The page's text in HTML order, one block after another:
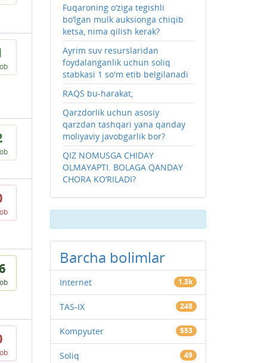
Fuqaroning o‘ziga tegishli
bo‘lgan mulk auksionga chiqib
ketsa, nima qilish kerak?
Ayrim suv resurslaridan
foydalanganlik uchun soliq
stabkasi 1 so'm etib belgilanadi
RAQS bu-harakat,
Qarzdorlik uchun asosiy
qarzdan tashqari yana qanday
moliyaviy javobgarlik bor?
QIZ NOMUSGA CHIDAY
OLMAYAPTI. BOLAGA QANDAY
CHORA KO‘RILADI?
Barcha bolimlar
Internet 1.3k
TAS-IX 248
Kompyuter 553
Soliq 49